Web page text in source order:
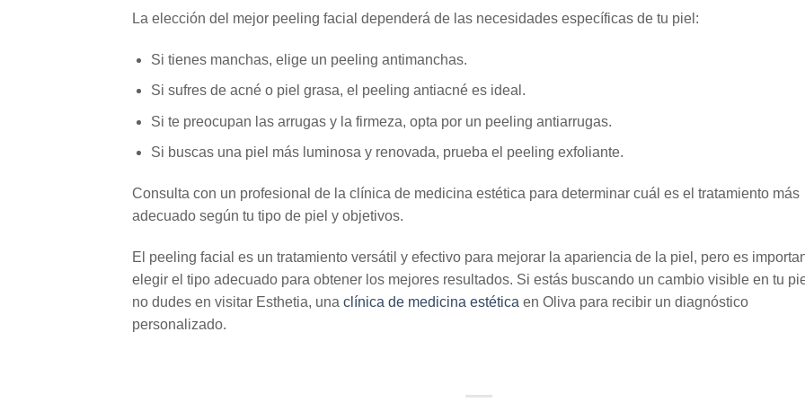
La elección del mejor peeling facial dependerá de las necesidades específicas de tu piel:
Si tienes manchas, elige un peeling antimanchas.
Si sufres de acné o piel grasa, el peeling antiacné es ideal.
Si te preocupan las arrugas y la firmeza, opta por un peeling antiarrugas.
Si buscas una piel más luminosa y renovada, prueba el peeling exfoliante.
Consulta con un profesional de la clínica de medicina estética para determinar cuál es el tratamiento más
adecuado según tu tipo de piel y objetivos.
El peeling facial es un tratamiento versátil y efectivo para mejorar la apariencia de la piel, pero es
elegir el tipo adecuado para obtener los mejores resultados. Si estás buscando un cambio visible en tu
no dudes en visitar Esthetia, una clínica de medicina estética en Oliva para recibir un diagnóstico
personalizado.